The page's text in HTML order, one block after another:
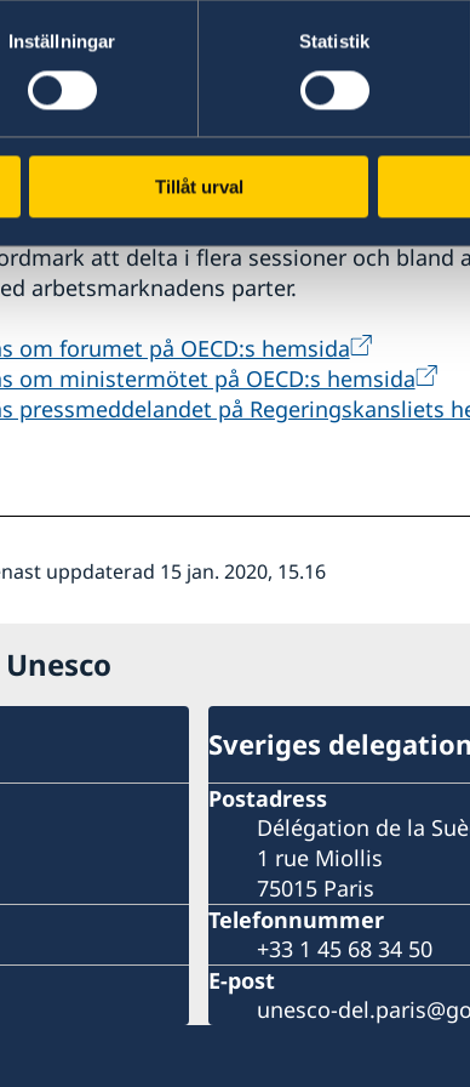
Inställningar Statistik
Tillåt urval
Under ministermötet deltar ministrar
från både OECDs
Eva Nordmark
förbättra nyanlända kvinnors etablering på
med ministermötet arrangerar
forumet är “Building a Whole-of-Society
Challenges”. Under forumet
att delta i flera sessioner och bland
arbetsmarknadens parter.
om forumet på OECD:s hemsida
om ministermötet på OECD:s hemsida
pressmeddelandet på Regeringskansliets
uppdaterad 15 jan. 2020, 15.16
Sveriges
Postadress
Délégation de la
1 rue Miollis
75015 Paris
Telefonnummer
+33 1 45 68 34 50
E-post
unesco-